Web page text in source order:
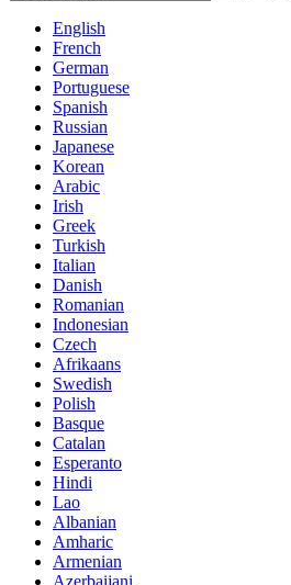
English
French
German
Portuguese
Spanish
Russian
Japanese
Korean
Arabic
Irish
Greek
Turkish
Italian
Danish
Romanian
Indonesian
Czech
Afrikaans
Swedish
Polish
Basque
Catalan
Esperanto
Hindi
Lao
Albanian
Amharic
Armenian